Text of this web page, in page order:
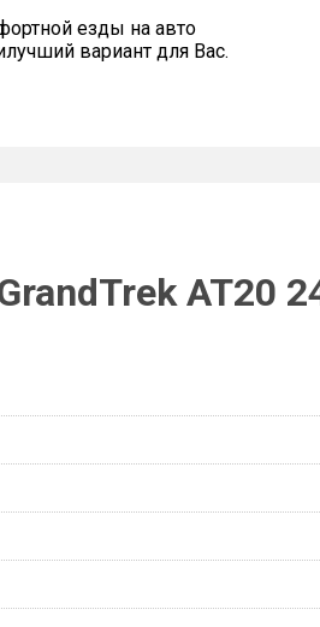
езды на авто
вариант для Вас.
AT20